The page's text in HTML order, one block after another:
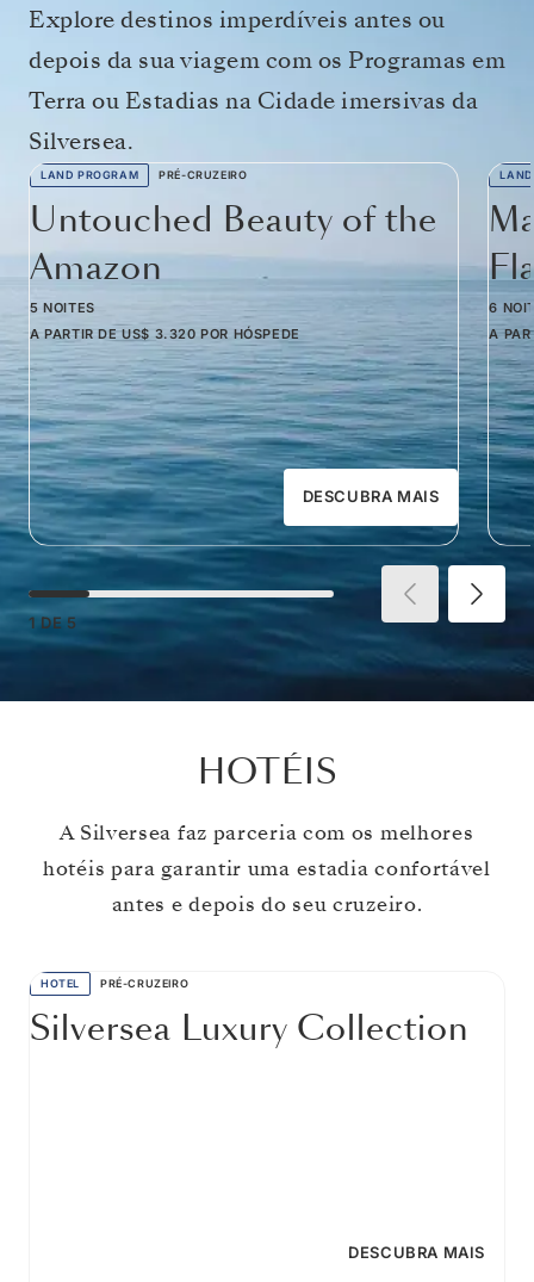
Explore destinos imperdíveis antes ou
depois da sua viagem com os Programas em
Terra ou Estadias na Cidade imersivas da
Silversea.
LAND PROGRAM PRÉ-CRUZEIRO
Untouched Beauty of the
Amazon
5 NOITES
A PARTIR DE US$ 3.320 POR HÓSPEDE
DESCUBRA MAIS
6
A
1 DE 5
HOTÉIS
A Silversea faz parceria com os melhores
hotéis para garantir uma estadia confortável
antes e depois do seu cruzeiro.
HOTEL PRÉ-CRUZEIRO
Silversea Luxury Collection
DESCUBRA MAIS